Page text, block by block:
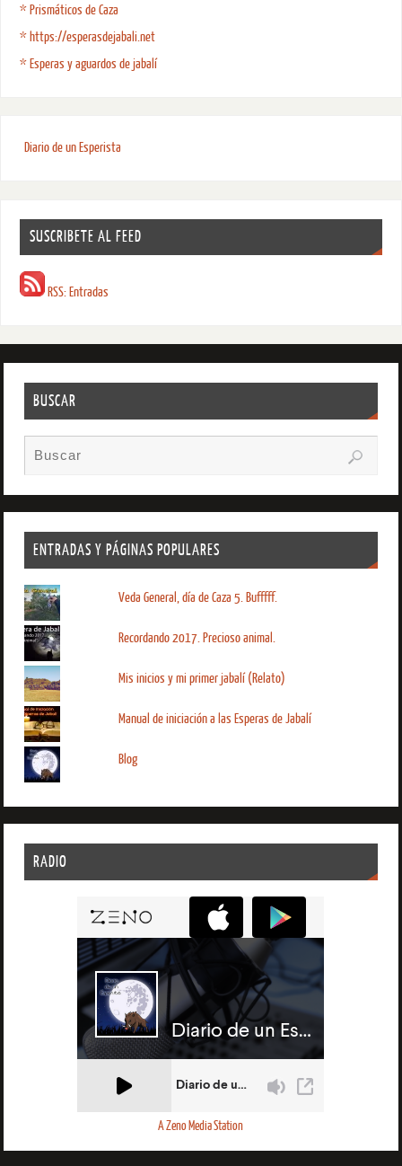
* Prismáticos de Caza
* https://esperasdejabali.net
* Esperas y aguardos de jabalí
Diario de un Esperista
SUSCRIBETE AL FEED
RSS: Entradas
BUSCAR
ENTRADAS Y PÁGINAS POPULARES
Veda General, día de Caza 5. Bufffff.
Recordando 2017. Precioso animal.
Mis inicios y mi primer jabalí (Relato)
Manual de iniciación a las Esperas de Jabalí
Blog
RADIO
A Zeno Media Station